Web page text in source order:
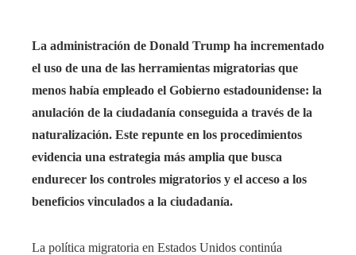
La administración de Donald Trump ha incrementado
el uso de una de las herramientas migratorias que
menos había empleado el Gobierno estadounidense: la
anulación de la ciudadanía conseguida a través de la
naturalización. Este repunte en los procedimientos
evidencia una estrategia más amplia que busca
endurecer los controles migratorios y el acceso a los
beneficios vinculados a la ciudadanía.
La política migratoria en Estados Unidos continúa